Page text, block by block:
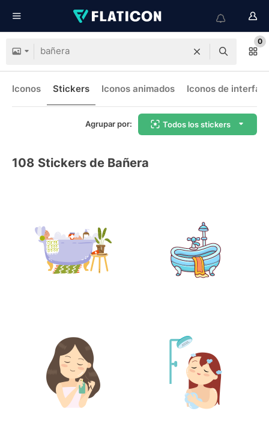
0
Iconos Stickers Iconos animados Iconos de interfaz
Agrupar por: Todos los stickers
108 Stickers de Bañera